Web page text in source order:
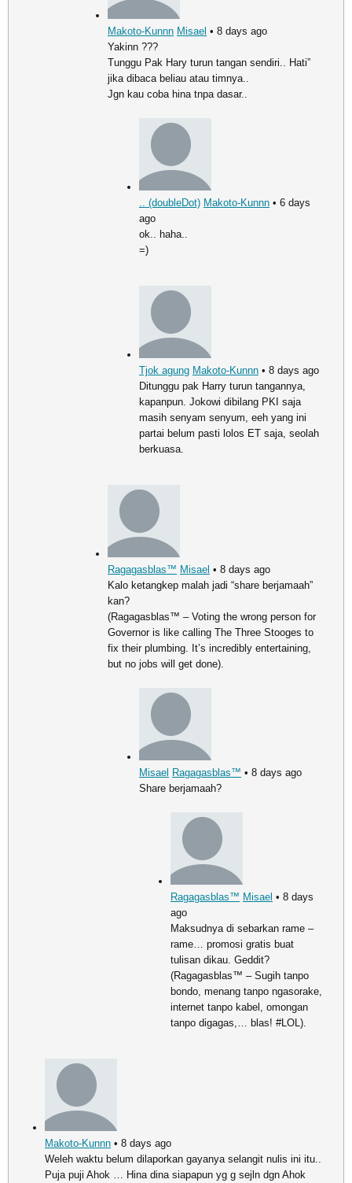
Makoto-Kunnn Misael • 8 days ago
Yakinn ???
Tunggu Pak Hary turun tangan sendiri.. Hati”
jika dibaca beliau atau timnya..
Jgn kau coba hina tnpa dasar..
.. (doubleDot) Makoto-Kunnn • 6 days
ago
ok.. haha..
=)
Tjok agung Makoto-Kunnn • 8 days ago
Ditunggu pak Harry turun tangannya,
kapanpun. Jokowi dibilang PKI saja
masih senyam senyum, eeh yang ini
partai belum pasti lolos ET saja, seolah
berkuasa.
Ragagasblas™ Misael • 8 days ago
Kalo ketangkep malah jadi “share berjamaah”
kan?
(Ragagasblas™ – Voting the wrong person for
Governor is like calling The Three Stooges to
fix their plumbing. It’s incredibly entertaining,
but no jobs will get done).
Misael Ragagasblas™ • 8 days ago
Share berjamaah?
Ragagasblas™ Misael • 8 days
ago
Maksudnya di sebarkan rame –
rame… promosi gratis buat
tulisan dikau. Geddit?
(Ragagasblas™ – Sugih tanpo
bondo, menang tanpo ngasorake,
internet tanpo kabel, omongan
tanpo digagas,… blas! #LOL).
Makoto-Kunnn • 8 days ago
Weleh waktu belum dilaporkan gayanya selangit nulis ini itu..
Puja puji Ahok … Hina dina siapapun yg g sejln dgn Ahok